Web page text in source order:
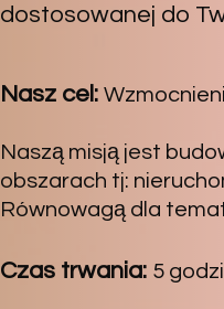
dostosowanej do
Nasz cel:
Naszą misją jest
obszarach tj:
Równowagą dla
Czas trwania: 5